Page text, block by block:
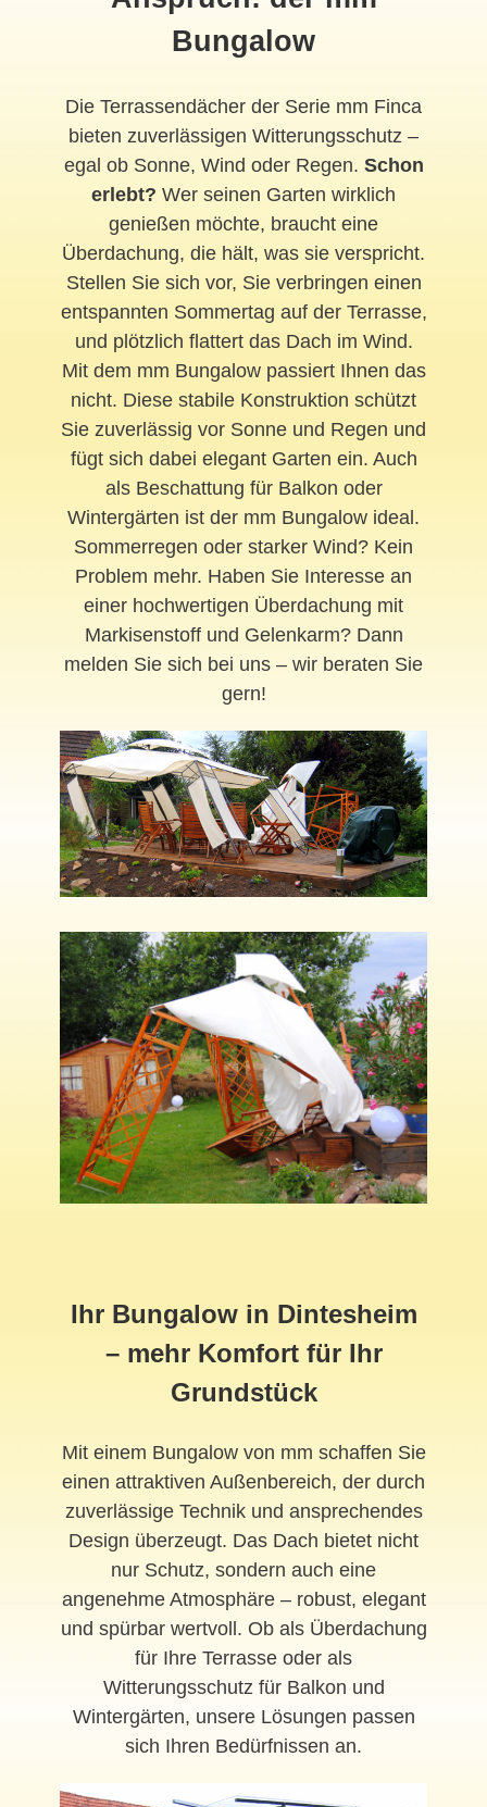
Bungalow
Die Terrassendächer der Serie mm Finca
bieten zuverlässigen Witterungsschutz –
egal ob Sonne, Wind oder Regen. Schon
erlebt? Wer seinen Garten wirklich
genießen möchte, braucht eine
Überdachung, die hält, was sie verspricht.
Stellen Sie sich vor, Sie verbringen einen
entspannten Sommertag auf der Terrasse,
und plötzlich flattert das Dach im Wind.
Mit dem mm Bungalow passiert Ihnen das
nicht. Diese stabile Konstruktion schützt
Sie zuverlässig vor Sonne und Regen und
fügt sich dabei elegant Garten ein. Auch
als Beschattung für Balkon oder
Wintergärten ist der mm Bungalow ideal.
Sommerregen oder starker Wind? Kein
Problem mehr. Haben Sie Interesse an
einer hochwertigen Überdachung mit
Markisenstoff und Gelenkarm? Dann
melden Sie sich bei uns – wir beraten Sie
gern!
Ihr Bungalow in Dintesheim
– mehr Komfort für Ihr
Grundstück
Mit einem Bungalow von mm schaffen Sie
einen attraktiven Außenbereich, der durch
zuverlässige Technik und ansprechendes
Design überzeugt. Das Dach bietet nicht
nur Schutz, sondern auch eine
angenehme Atmosphäre – robust, elegant
und spürbar wertvoll. Ob als Überdachung
für Ihre Terrasse oder als
Witterungsschutz für Balkon und
Wintergärten, unsere Lösungen passen
sich Ihren Bedürfnissen an.